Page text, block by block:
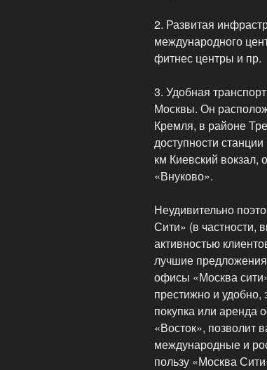
2. Развитая
международного
фитнес центры и пр.
3. Удобная
Москвы. Он
Кремля, в районе
доступности
км Киевский вокзал,
«Внуково».
Неудивительно
Сити» (в частности,
активностью
лучшие
офисы «Москва
престижно и
покупка или аренда
«Восток», позволит
международные и
пользу «Москва